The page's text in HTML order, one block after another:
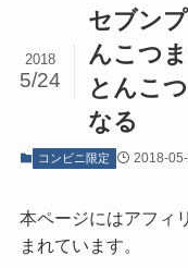
セブン
んこつ
とんこ
なる
2018
5/24
コンビニ限定 2018-
本ページにはアフィ
まれています。